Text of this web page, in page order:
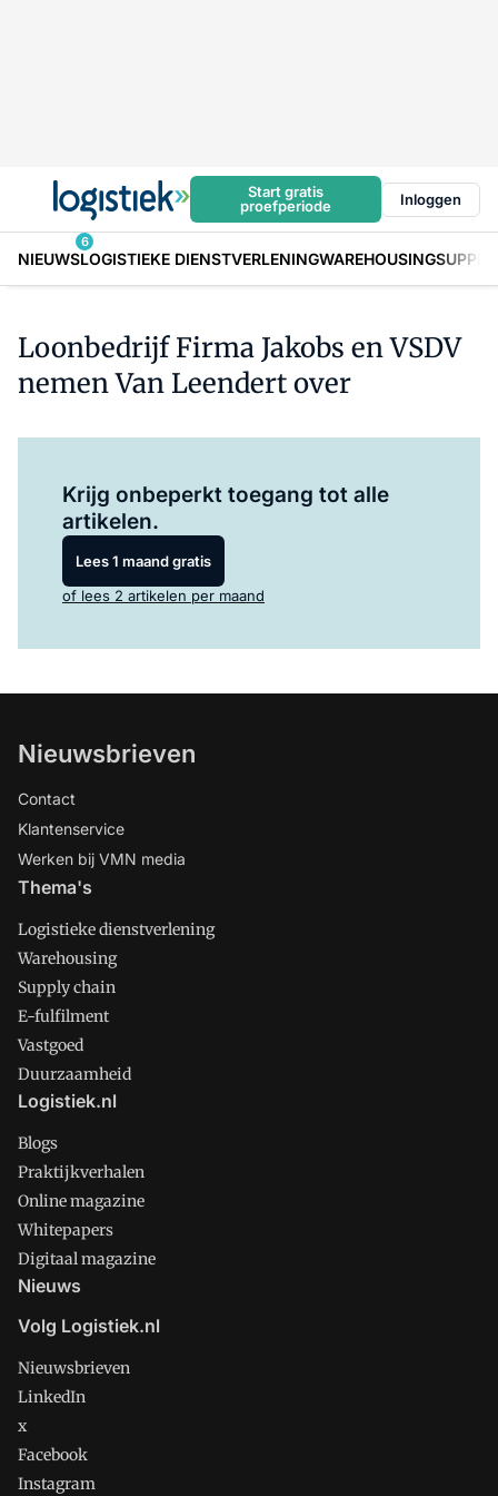
Start gratis
proefperiode
Inloggen
NIEUWS
6
LOGISTIEKE DIENSTVERLENINGWAREHOUSING
Loonbedrijf Firma Jakobs en VSDV
nemen Van Leendert over
Krijg onbeperkt toegang tot alle
artikelen.
Lees 1 maand gratis
of lees 2 artikelen per maand
Nieuwsbrieven
Contact
Klantenservice
Werken bij VMN media
Thema's
Logistieke dienstverlening
Warehousing
Supply chain
E-fulfilment
Vastgoed
Duurzaamheid
Logistiek.nl
Blogs
Praktijkverhalen
Online magazine
Whitepapers
Digitaal magazine
Nieuws
Volg Logistiek.nl
Nieuwsbrieven
LinkedIn
x
Facebook
Instagram